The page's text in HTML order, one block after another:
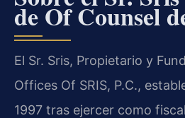
de Of Counsel
El Sr. Sris, Propietario y
Offices Of SRIS, P.C.,
1997 tras ejercer como